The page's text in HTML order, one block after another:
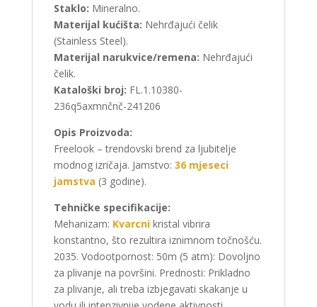
Staklo: Mineralno.
Materijal kućišta: Nehrđajući čelik
(Stainless Steel).
Materijal narukvice/remena: Nehrđajući
čelik.
Kataloški broj: FL.1.10380-
236q5axmnčnč-241206
Opis Proizvoda:
Freelook – trendovski brend za ljubitelje
modnog izričaja. Jamstvo: 36 mjeseci
jamstva (3 godine).
Tehničke specifikacije:
Mehanizam: Kvarcnikristal vibrira
konstantno, što rezultira iznimnom točnošću.
2035. Vodootpornost: 50m (5 atm): Dovoljno
za plivanje na površini. Prednosti: Prikladno
za plivanje, ali treba izbjegavati skakanje u